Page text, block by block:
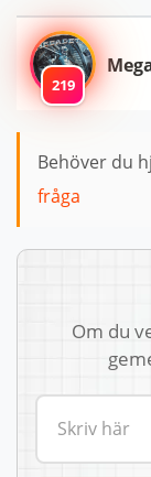
219
Behöver du
fråga
Om du